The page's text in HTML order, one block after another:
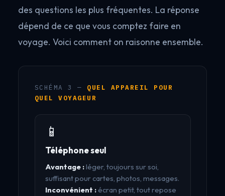
des questions les plus fréquentes. La réponse
dépend de ce que vous comptez faire en
voyage. Voici comment on raisonne ensemble.
SCHÉMA 3 — QUEL APPAREIL POUR
QUEL VOYAGEUR
📱
Téléphone seul
Avantage :léger, toujours sur soi,
suffisant pour cartes, photos, messages.
Inconvénient :écran petit, tout repose